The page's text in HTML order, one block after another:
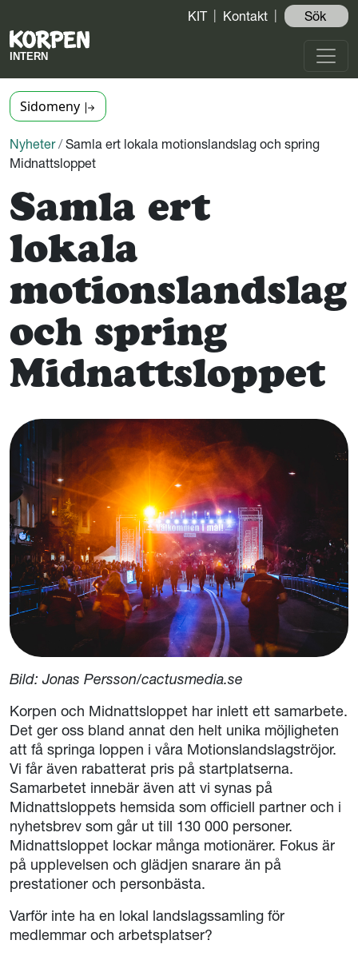
KIT Kontakt Sök ️
Sidomeny
Nyheter / Samla ert lokala motionslandslag och spring
Midnattsloppet
Samla ert
lokala
motionslandslag
och spring
Midnattsloppet
Bild: Jonas Persson/cactusmedia.se
Korpen och Midnattsloppet har inlett ett samarbete.
Det ger oss bland annat den helt unika möjligheten
att få springa loppen i våra Motionslandslagströjor.
Vi får även rabatterat pris på startplatserna.
Samarbetet innebär även att vi synas på
Midnattsloppets hemsida som officiell partner och i
nyhetsbrev som går ut till 130 000 personer.
Midnattsloppet lockar många motionärer. Fokus är
på upplevelsen och glädjen snarare än på
prestationer och personbästa.
Varför inte ha en lokal landslagssamling för
medlemmar och arbetsplatser?